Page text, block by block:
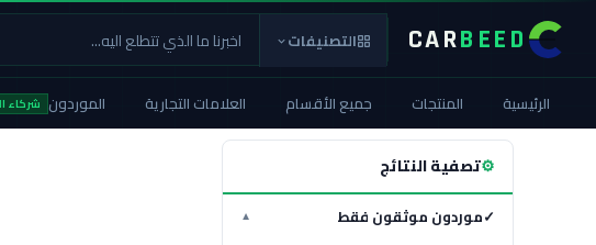
CARBEED التصنيفات
الرئيسية المنتجات جميع الأقسام العلامات التجارية الموردون شركاء
⚙تصفية النتائج
✓موردون موثقون فقط ▼